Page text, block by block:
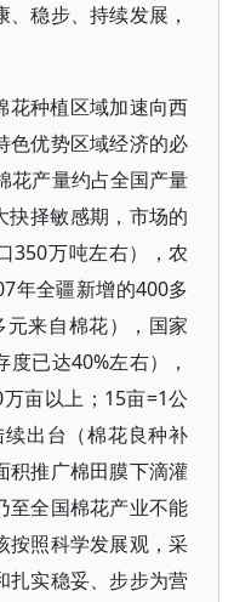
稳步、持续发展，
花种植区域加速向西
色优势区域经济的必
花产量约占全国产量
抉择敏感期，市场的
350万吨左右），农
年全疆新增的400多
来自棉花），国家
已达40%左右），
亩以上；15亩=1公
出台（棉花良种补
积推广棉田膜下滴灌
至全国棉花产业不能
按照科学发展观，采
扎实稳妥、步步为营